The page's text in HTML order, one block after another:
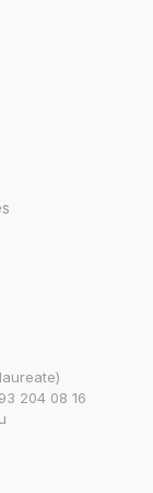
93 204 08 16